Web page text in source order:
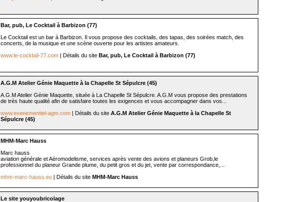
Bar, pub, Le Cocktail à Barbizon (77)
Le Cocktail est un bar à Barbizon. Il vous propose des cocktails, des tapas, des soirées match, des
concerts, de la musique et une scène ouverte pour les artistes amateurs.
www.le-cocktail-77.com | Détails du site Bar, pub, Le Cocktail à Barbizon (77)
A.G.M Atelier Génie Maquette à la Chapelle St Sépulcre (45)
A.G.M Atelier Génie Maquette, située à La Chapelle St Sépulcre. A.G.M vous propose des prestations
de très haute qualité afin de satisfaire toutes les exigences et vous accompagner dans vos...
www.evenementiel-agm.com | Détails du site A.G.M Atelier Génie Maquette à la Chapelle St
Sépulcre (45)
MHM-Marc Hauss
Marc hauss
aviation générale et Aéromodelisme, services après vente des avions et planeurs Grob,le
professionnel du planeur Grande plume, du petit gros et du jet, vente par correspondance,...
mhm-marc-hauss.eu | Détails du site MHM-Marc Hauss
Le site youyoubricolage